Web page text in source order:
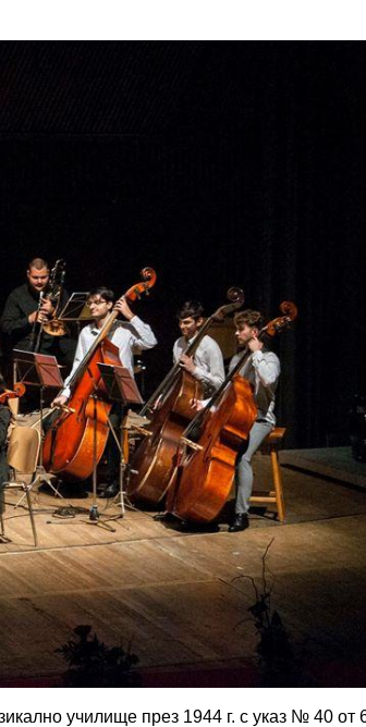
училище през 1944 г. с указ № 40 от